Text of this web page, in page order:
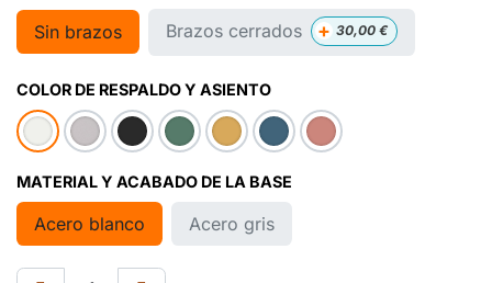
Sin brazos Brazos cerrados + 30,00 €
COLOR DE RESPALDO Y ASIENTO
MATERIAL Y ACABADO DE LA BASE
Acero blanco Acero gris